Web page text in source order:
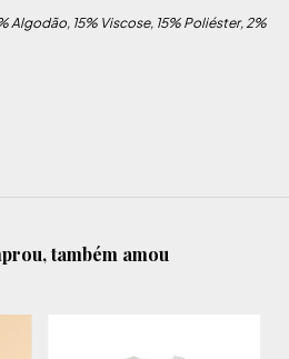
Algodão, 15% Viscose, 15% Poliéster, 2%
também amou